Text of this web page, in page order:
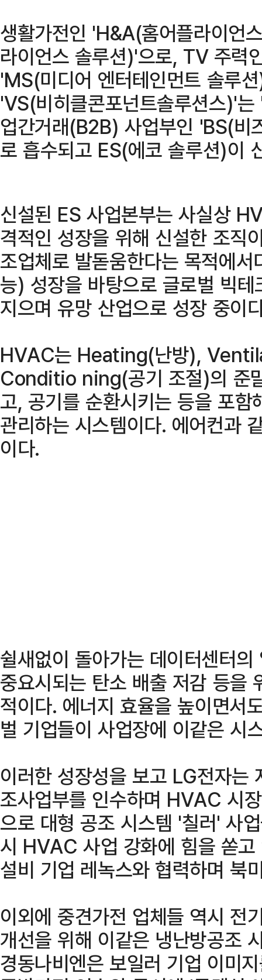
생활가전인 'H&A(홈어플라이언
라이언스 솔루션)'으로, TV 주력
'MS(미디어 엔터테인먼트 솔루
'VS(비히클콘포넌트솔루션스)'
업간거래(B2B) 사업부인 'BS(비
로 흡수되고 ES(에코 솔루션)이
신설된 ES 사업본부는 사실상
격적인 성장을 위해 신설한 조직
조업체로 발돋움한다는 목적에
능) 성장을 바탕으로 글로벌 빅
지으며 유망 산업으로 성장 중이
HVAC는 Heating(난방),
Conditio ning(공기 조절)의 준
고, 공기를 순환시키는 등을 포
관리하는 시스템이다. 에어컨과
이다.
쉴새없이 돌아가는 데이터센터
중요시되는 탄소 배출 저감 등을
적이다. 에너지 효율을 높이면서
벌 기업들이 사업장에 이같은 시
이러한 성장성을 보고 LG전자
조사업부를 인수하며 HVAC 시
으로 대형 공조 시스템 '칠러' 사
시 HVAC 사업 강화에 힘을 쏟
설비 기업 레녹스와 협력하며 북
이외에 중견가전 업체들 역시 전
개선을 위해 이같은 냉난방공조
경동나비엔은 보일러 기업 이미